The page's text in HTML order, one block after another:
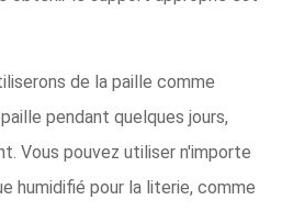
de la paille comme
pendant quelques jours,
Vous pouvez utiliser n'importe
humidifié pour la literie, comme